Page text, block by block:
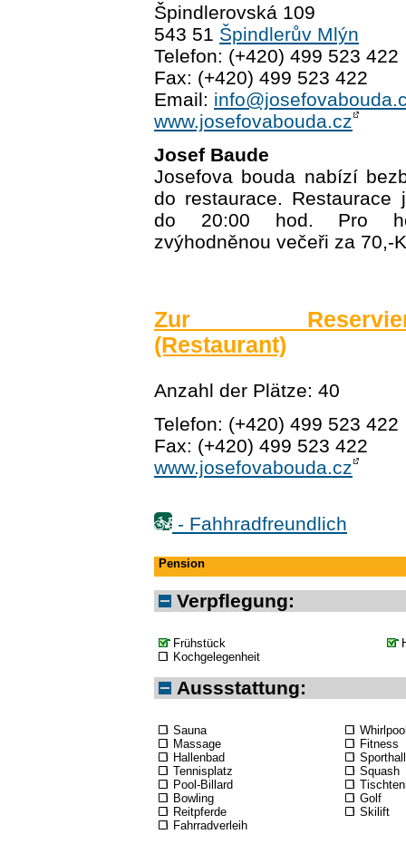
Špindlerovská 109
543 51 Špindlerův Mlýn
Telefon: (+420) 499 523 422
Fax: (+420) 499 523 422
Email:
www.josefovabouda.cz
Josef Baude
Josefova bouda nabízí
do restaurace. Restaurace
do 20:00 hod. Pro
zvýhodněnou večeři za 70,-
Zur
(Restaurant)
Anzahl der Plätze: 40
Telefon: (+420) 499 523 422
Fax: (+420) 499 523 422
www.josefovabouda.cz
- Fahhradfreundlich
Pension
Verpflegung:
Frühstück
Kochgelegenheit
Aussstattung:
Sauna
Massage
Fitness
Hallenbad
Tennisplatz
Squash
Pool-Billard
Bowling
Golf
Reitpferde
Skilift
Fahrradverleih